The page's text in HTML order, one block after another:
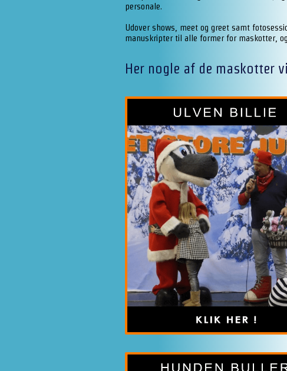
personale.
Udover shows, meet og greet samt
manuskripter til alle former for maskotter,
Her nogle af de maskotter